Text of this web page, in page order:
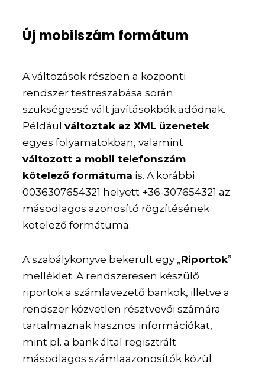
Új mobilszám formátum
A változások részben a központi
rendszer testreszabása során
szükségessé vált javításokbók adódnak.
Példáulváltoztak az XML üzenetek
egyes folyamatokban, valamint
változott a mobil telefonszám
kötelező formátuma is. A korábbi
0036307654321 helyett +36-307654321 az
másodlagos azonosító rögzítésének
kötelező formátuma.
A szabálykönyve bekerült egy „Riportok”
melléklet. A rendszeresen készülő
riportok a számlavezető bankok, illetve a
rendszer közvetlen résztvevői számára
tartalmaznak hasznos információkat,
mint pl. a bank által regisztrált
másodlagos számlaazonosítók közül